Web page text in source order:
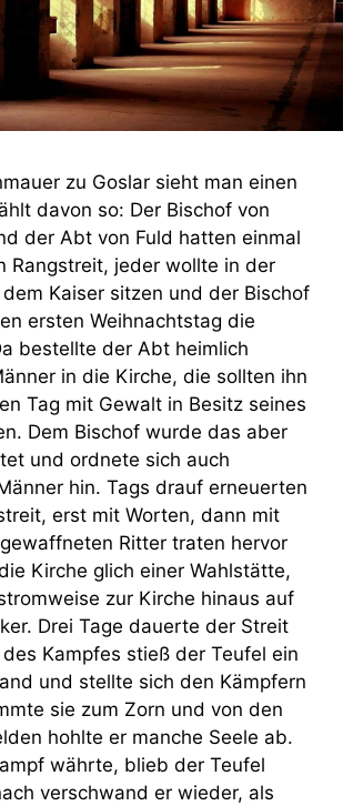
zu Goslar sieht man einen
davon so: Der Bischof von
der Abt von Fuld hatten einmal
Rangstreit, jeder wollte in der
Kaiser sitzen und der Bischof
ersten Weihnachtstag die
bestellte der Abt heimlich
in die Kirche, die sollten ihn
Tag mit Gewalt in Besitz seines
Dem Bischof wurde das aber
und ordnete sich auch
hin. Tags drauf erneuerten
erst mit Worten, dann mit
Ritter traten hervor
Kirche glich einer Wahlstätte,
zur Kirche hinaus auf
Drei Tage dauerte der Streit
Kampfes stieß der Teufel ein
und stellte sich den Kämpfern
sie zum Zorn und von den
hohlte er manche Seele ab.
währte, blieb der Teufel
verschwand er wieder, als